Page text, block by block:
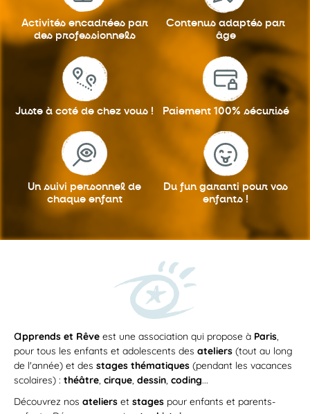
Activités encadrées par
des professionnels
Contenus adaptés par
âge
Juste à coté de chez vous ! Paiement 100% sécurisé
Un suivi personnel de
chaque enfant
Du fun garantipour vos
enfants !
apprends et Rêve est une association qui propose à Paris,
pour tous les enfants et adolescents des ateliers (tout au long
de l'année) et des stages thématiques (pendant les vacances
scolaires) : théâtre, cirque, dessin, coding...
Découvrez nos ateliers et stages pour enfants et parents-